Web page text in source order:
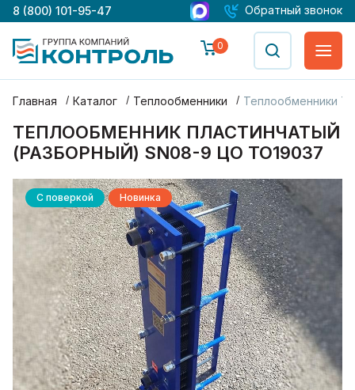
8 (800) 101-95-47 Обратный звонок
0
Главная Каталог Теплообменники Теплообменники
ТЕПЛООБМЕННИК ПЛАСТИНЧАТЫЙ
(РАЗБОРНЫЙ) SN08-9 ЦО ТО19037
С поверкой Новинка